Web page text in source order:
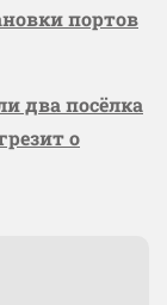
портов
два посёлка
о